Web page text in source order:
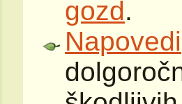
gozd.
Napovedi